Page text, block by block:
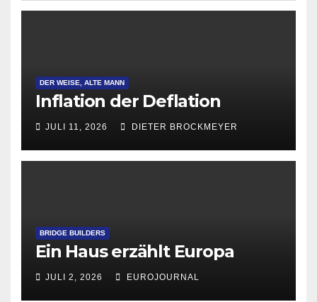
DER WEISE, ALTE MANN
Inflation der Deflation
JULI 11, 2026 DIETER BROCKMEYER
BRIDGE BUILDERS
Ein Haus erzählt Europa
JULI 2, 2026 EUROJOURNAL